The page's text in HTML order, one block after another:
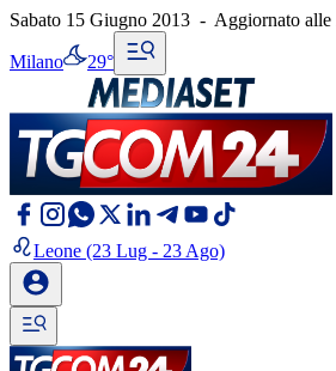
Sabato 15 Giugno 2013 - Aggiornato alle
Milano 29°
Leone (23 Lug - 23 Ago)